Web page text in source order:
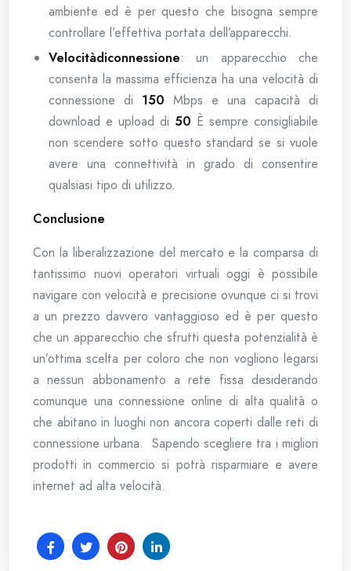
ambiente ed è per questo che bisogna sempre
controllare l’effettiva portata dell’apparecchi.
Velocitàdiconnessione: un apparecchio che
consenta la massima efficienza ha una velocità di
connessione di 150 Mbps e una capacità di
download e upload di 50 È sempre consigliabile
non scendere sotto questo standard se si vuole
avere una connettività in grado di consentire
qualsiasi tipo di utilizzo.
Conclusione
Con la liberalizzazione del mercato e la comparsa di
tantissimo nuovi operatori virtuali oggi è possibile
navigare con velocità e precisione ovunque ci si trovi
a un prezzo davvero vantaggioso ed è per questo
che un apparecchio che sfrutti questa potenzialità è
un’ottima scelta per coloro che non vogliono legarsi
a nessun abbonamento a rete fissa desiderando
comunque una connessione online di alta qualità o
che abitano in luoghi non ancora coperti dalle reti di
connessione urbana. Sapendo scegliere tra i migliori
prodotti in commercio si potrà risparmiare e avere
internet ad alta velocità.